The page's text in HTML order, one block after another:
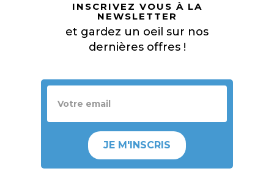
INSCRIVEZ VOUS À LA
NEWSLETTER
et gardez un oeil sur nos
dernières offres !
JE M'INSCRIS